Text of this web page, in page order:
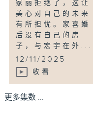
家丽拒绝了，这让
美心对自己的未来
有所担忧。家喜婚
后没有自己的房
子，与宏宇在外...
12/11/2025
收看
更多集数 ...